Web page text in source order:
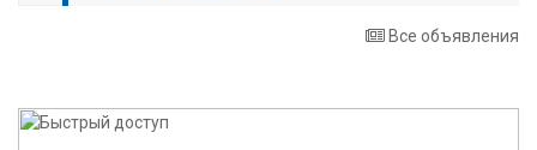
Все объявления